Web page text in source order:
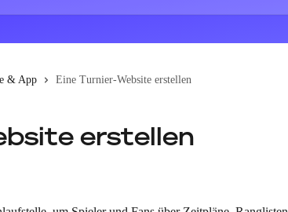
& App Eine Turnier-Website erstellen
erstellen